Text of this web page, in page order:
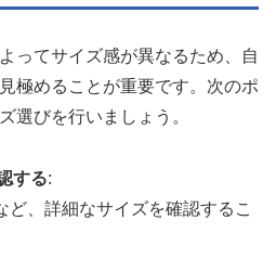
ってサイズ感が異なるため、自
極めることが重要です。次のポ
選びを行いましょう。
する:
ど、詳細なサイズを確認するこ